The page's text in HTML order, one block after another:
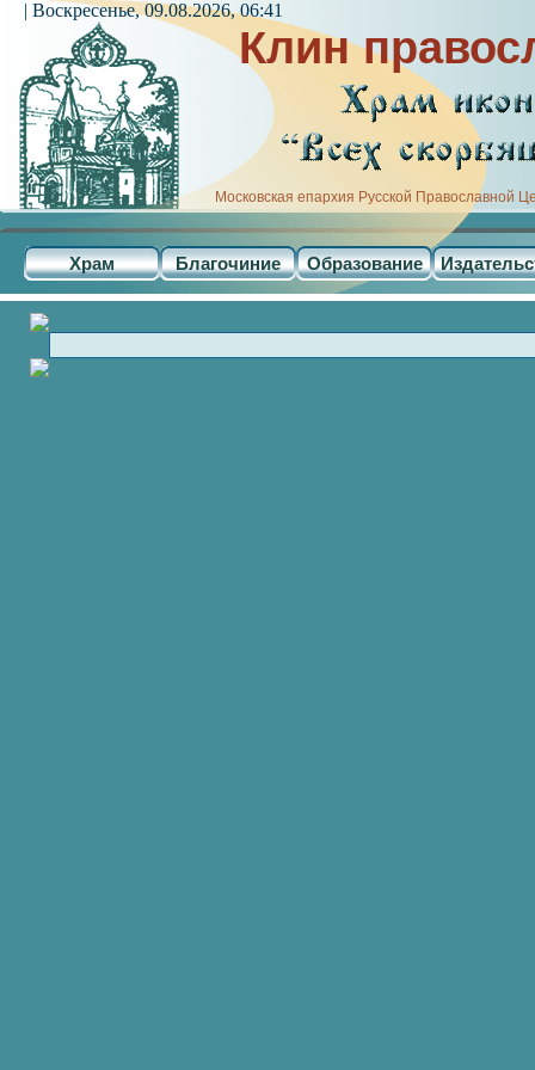
Клин
Московская епархия Русской Православной
Храм Благочиние Образование
| Воскресенье, 09.08.2026, 06:41